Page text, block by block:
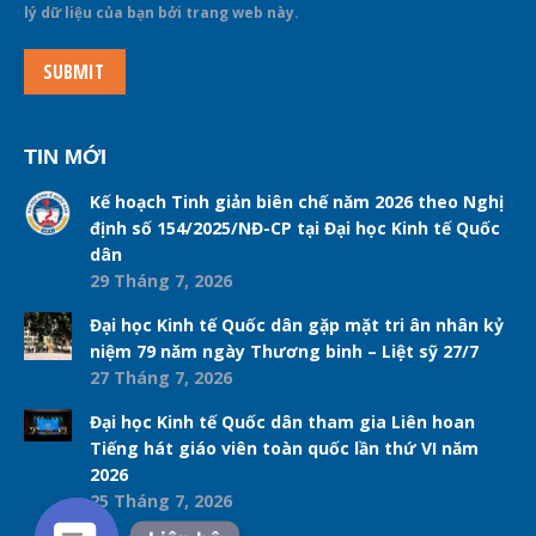
lý dữ liệu của bạn bởi trang web này.
SUBMIT
TIN MỚI
Kế hoạch Tinh giản biên chế năm 2026 theo Nghị
định số 154/2025/NĐ-CP tại Đại học Kinh tế Quốc
dân
29 Tháng 7, 2026
Đại học Kinh tế Quốc dân gặp mặt tri ân nhân kỷ
niệm 79 năm ngày Thương binh – Liệt sỹ 27/7
27 Tháng 7, 2026
Đại học Kinh tế Quốc dân tham gia Liên hoan
Tiếng hát giáo viên toàn quốc lần thứ VI năm
2026
25 Tháng 7, 2026